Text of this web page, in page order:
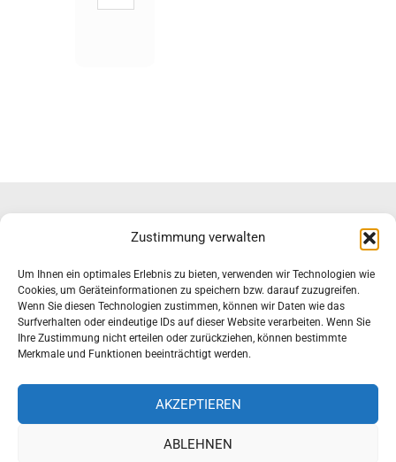
Zustimmung verwalten
Um Ihnen ein optimales Erlebnis zu bieten, verwenden wir Technologien wie
Cookies, um Geräteinformationen zu speichern bzw. darauf zuzugreifen.
Wenn Sie diesen Technologien zustimmen, können wir Daten wie das
Surfverhalten oder eindeutige IDs auf dieser Website verarbeiten. Wenn Sie
Ihre Zustimmung nicht erteilen oder zurückziehen, können bestimmte
Merkmale und Funktionen beeinträchtigt werden.
AKZEPTIEREN
ABLEHNEN
Impressum & Datenschutz
Haftungsausschluss
Rosental 105